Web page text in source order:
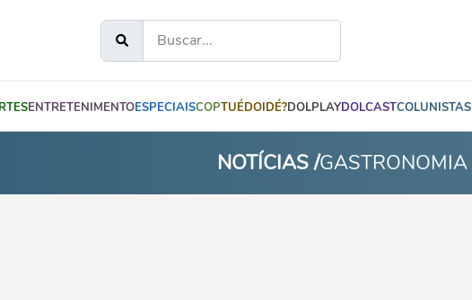
ENTRETENIMENTOESPECIAISCOPTUÉDOIDÉ?DOLPLAYDOLCASTCOLUNISTAS
NOTÍCIAS /GASTRONOMIA